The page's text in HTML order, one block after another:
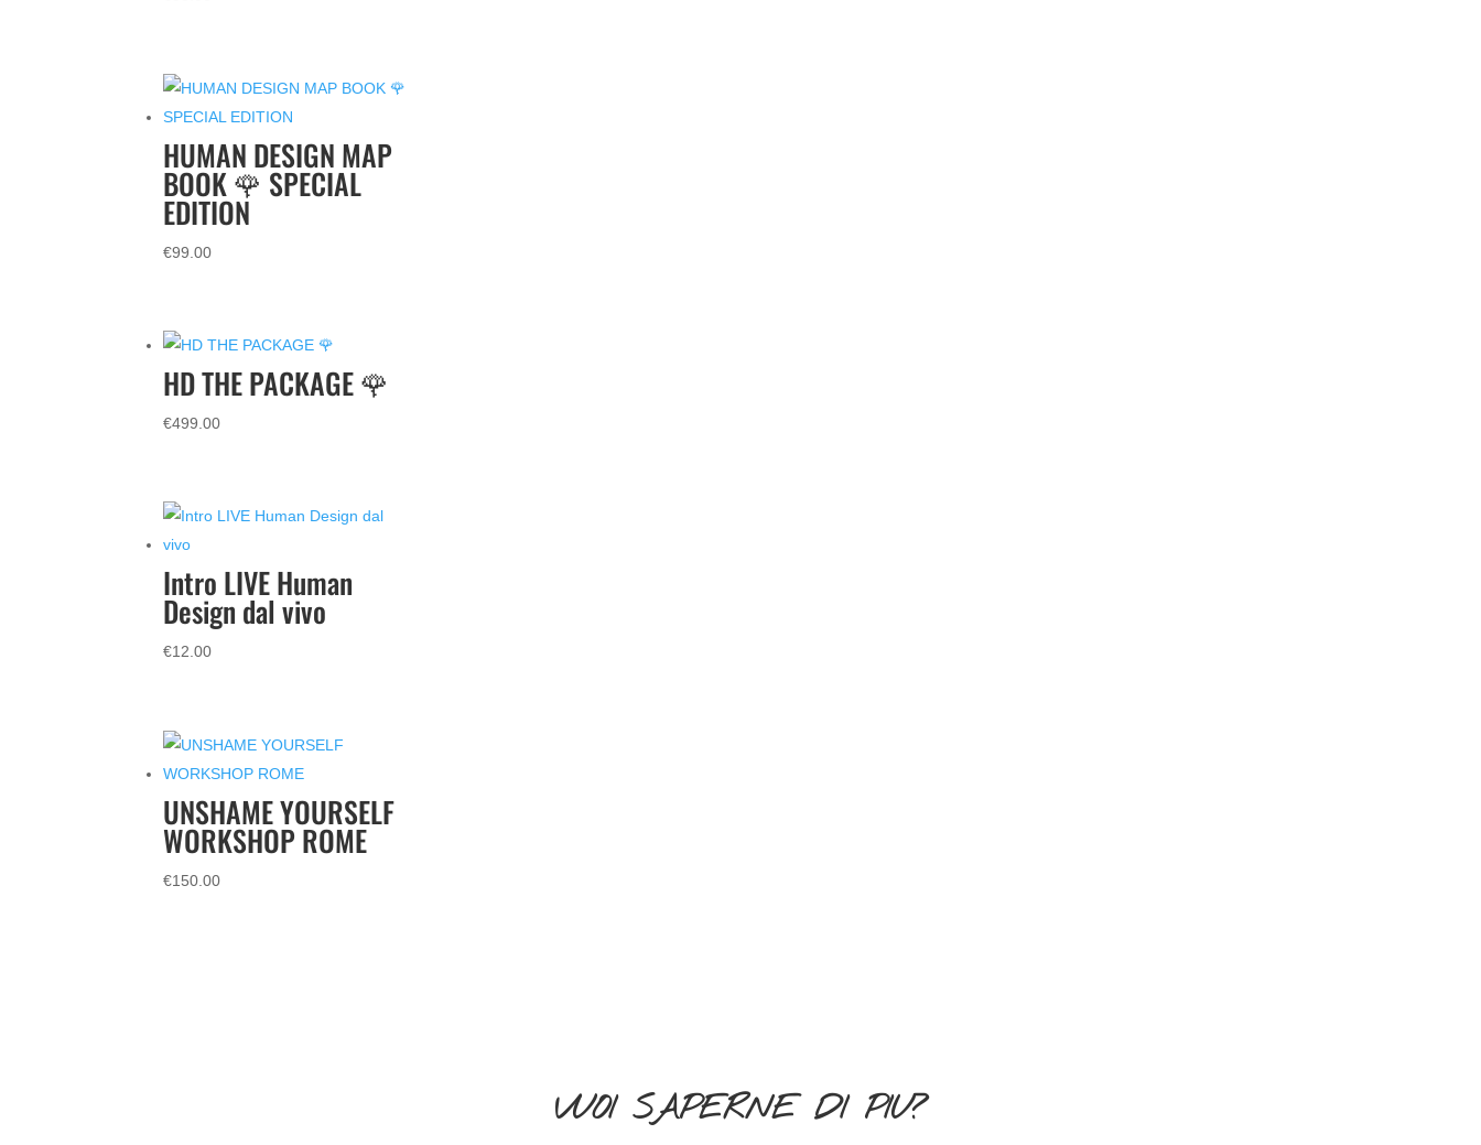
HUMAN DESIGN MAP
BOOK 🌹 SPECIAL
EDITION
€99.00
HD THE PACKAGE 🌹
€499.00
Intro LIVE Human
Design dal vivo
€12.00
UNSHAME YOURSELF
WORKSHOP ROME
€150.00
VUOI SAPERNE DI PIU?